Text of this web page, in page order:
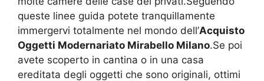
queste linee guida potete tranquillamente
immergervi totalmente nel mondo dell’Acquisto
Oggetti Modernariato Mirabello Milano.Se poi
avete scoperto in cantina o in una casa
ereditata degli oggetti che sono originali, ottimi